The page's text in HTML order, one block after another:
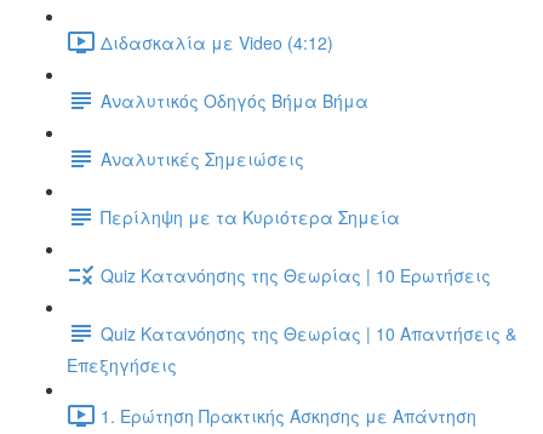
Διδασκαλία με Video (4:12)
Αναλυτικός Οδηγός Βήμα Βήμα
Αναλυτικές Σημειώσεις
Περίληψη με τα Κυριότερα Σημεία
Quiz Κατανόησης της Θεωρίας | 10 Ερωτήσεις
Quiz Κατανόησης της Θεωρίας | 10 Απαντήσεις &
Επεξηγήσεις
1. Ερώτηση Πρακτικής Άσκησης με Απάντηση